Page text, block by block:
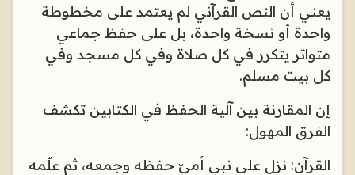
يعني أن النص القرآني لم يعتمد على مخطوطة
واحدة أو نسخة واحدة، بل على حفظ جماعي
متواتر يتكرر في كل صلاة وفي كل مسجد وفي
كل بيت مسلم.
إن المقارنة بين آلية الحفظ في الكتابين تكشف
الفرق المهول:
القرآن: نزل على نبي أميّ حفظه وجمعه، ثم علّمه